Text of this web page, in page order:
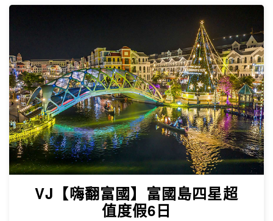
VJ【嗨翻富國】富國島四星超
值度假6日